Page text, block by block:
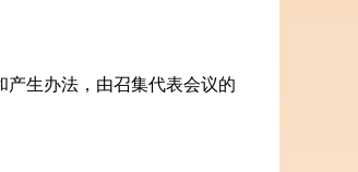
生办法，由召集代表会议的